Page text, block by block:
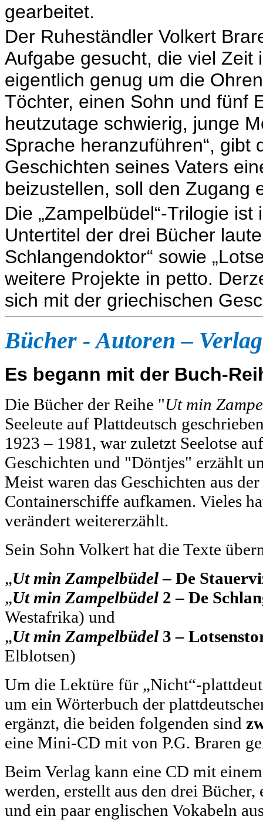
gearbeitet.
Der Ruheständler Volkert
Aufgabe gesucht, die viel Zeit
eigentlich genug um die
Töchter, einen Sohn und fünf
heutzutage schwierig, junge
Sprache heranzuführen“, gibt
Geschichten seines Vaters
beizustellen, soll den Zugang
Die „Zampelbüdel“-Trilogie
Untertitel der drei Bücher
Schlangendoktor“ sowie
weitere Projekte in petto.
sich mit der griechischen
Bücher - Autoren – Verlag
Es begann mit der Buch-
Die Bücher der Reihe "Ut min
Seeleute auf Plattdeutsch
1923 – 1981, war zuletzt Seelotse
Geschichten und "Döntjes" erzählt
Meist waren das Geschichten aus
Containerschiffe aufkamen. Vieles
verändert weitererzählt.
Sein Sohn Volkert hat die Texte
„Ut min Zampelbüdel– De
„Ut min Zampelbüdel 2 – De
Westafrika) und
„Ut min Zampelbüdel 3 –
Elblotsen)
Um die Lektüre für „Nicht“-
um ein Wörterbuch der
ergänzt, die beiden folgenden sind
eine Mini-CD mit von P.G. Braren
Beim Verlag kann eine CD mit
werden, erstellt aus den drei Bücher,
und ein paar englischen Vokabeln